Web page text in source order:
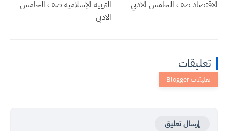
الاقتصاد صف الخامس الادبي
التربية الإسلامية صف الخامس
الادبي
تعليقات
إرسال تعليق